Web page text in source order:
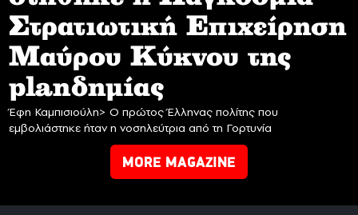
Στρατιωτική Επιχείρηση
Mαύρου Κύκνου της
planδημίας
Έφη Καμπισιούλη> Ο πρώτος Έλληνας πολίτης που
εμβολιάστηκε ήταν η νοσηλεύτρια από τη Γορτυνία
MORE MAGAZINE